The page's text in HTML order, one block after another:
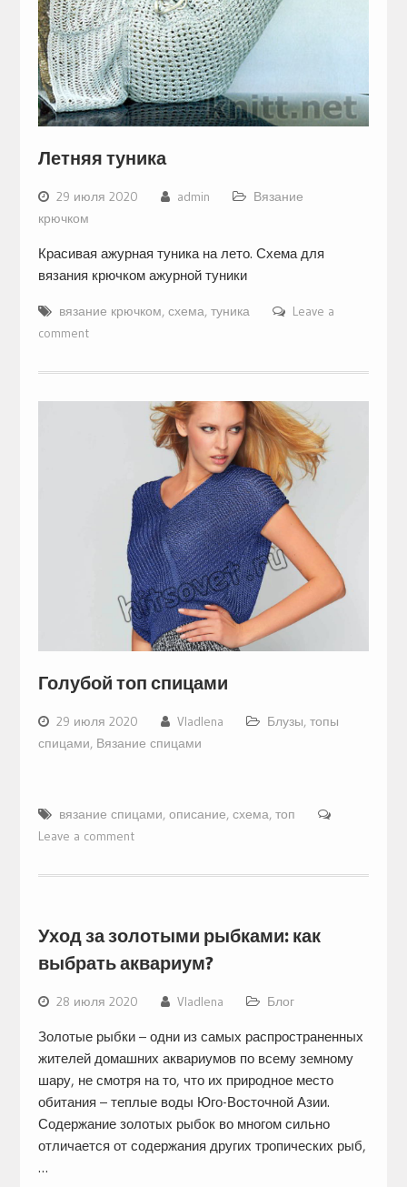
Летняя туника
29 июля 2020 admin
Вязание
крючком
Красивая ажурная туника на лето. Схема для
вязания крючком ажурной туники
вязание крючком, схема, туника
Leave a
comment
Голубой топ спицами
29 июля 2020 Vladlena
Блузы, топы
спицами, Вязание спицами
вязание спицами, описание, схема, топ
Leave a comment
Уход за золотыми рыбками: как
выбрать аквариум?
28 июля 2020 Vladlena Блог
Золотые рыбки – одни из самых распространенных
жителей домашних аквариумов по всему земному
шару, не смотря на то, что их природное место
обитания – теплые воды Юго-Восточной Азии.
Содержание золотых рыбок во многом сильно
отличается от содержания других тропических рыб,
…